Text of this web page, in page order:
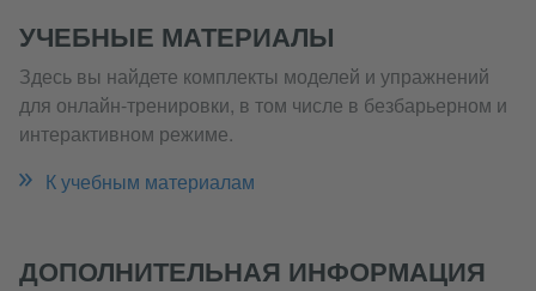
УЧЕБНЫЕ МАТЕРИАЛЫ
Здесь вы найдете комплекты моделей и упражнений
для онлайн-тренировки, в том числе в безбарьерном и
интерактивном режиме.
К учебным материалам
ДОПОЛНИТЕЛЬНАЯ ИНФОРМАЦИЯ